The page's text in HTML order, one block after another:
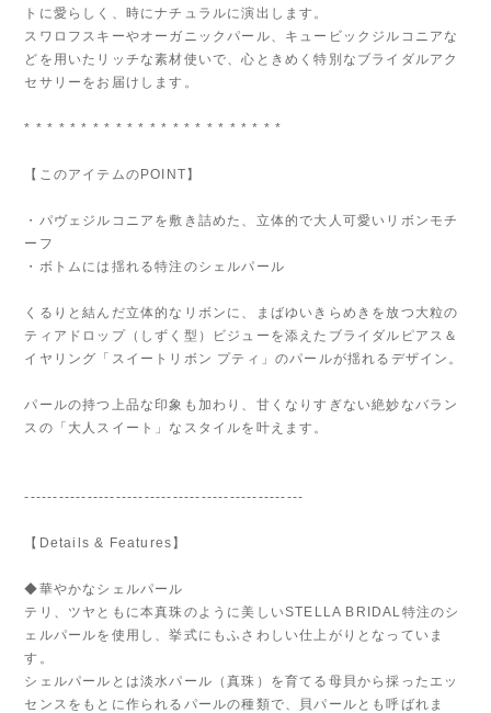
トに愛らしく、時にナチュラルに演出します。
スワロフスキーやオーガニックパール、キュービックジルコニアな
どを用いたリッチな素材使いで、心ときめく特別なブライダルアク
セサリーをお届けします。
* * * * * * * * * * * * * * * * * * * * * * *
【このアイテムのPOINT】
・パヴェジルコニアを敷き詰めた、立体的で大人可愛いリボンモチ
ーフ
・ボトムには揺れる特注のシェルパール
くるりと結んだ立体的なリボンに、まばゆいきらめきを放つ大粒の
ティアドロップ（しずく型）ビジューを添えたブライダルピアス＆
イヤリング「スイートリボン プティ」のパールが揺れるデザイン。
パールの持つ上品な印象も加わり、甘くなりすぎない絶妙なバラン
スの「大人スイート」なスタイルを叶えます。
-------------------------------------------------
【Details & Features】
◆華やかなシェルパール
テリ、ツヤともに本真珠のように美しいSTELLA BRIDAL特注のシ
ェルパールを使用し、挙式にもふさわしい仕上がりとなっていま
す。
シェルパールとは淡水パール（真珠）を育てる母貝から採ったエッ
センスをもとに作られるパールの種類で、貝パールとも呼ばれま